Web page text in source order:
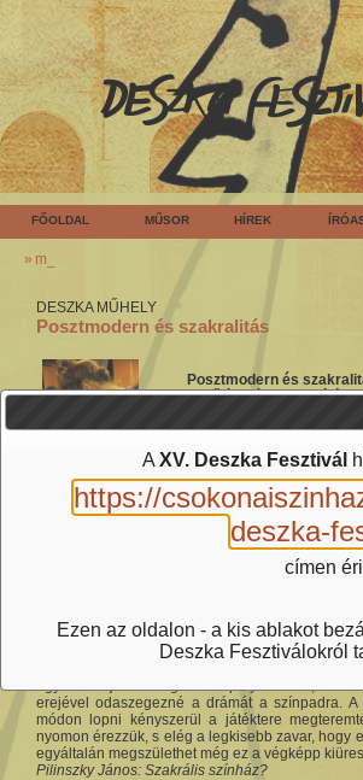
FŐOLDAL MŰSOR HÍREK
m_
DESZKA MŰHELY
Posztmodern és szakralitás
Posztmodern és
Ernő és Végh Attila
Előhangok „A posztmodern és a szakralitás”
valamiképpen csalárd módon van csak jelen a
lennének azonosak önmagukkal, de azzal a
színpad és a valóság realitása között a dráma
egyedül a jelzők végtelen lapályát lakná, s
erejével odaszegezné a drámát a színpadra.
módon lopni kényszerül a játéktere
nyomon érezzük, s elég a legkisebb zavar, hogy
egyáltalán megszülethet még ez a végképp
Pilinszky János: Szakrális színház?
AXV. Deszka Fesztivál
https://
deszka-
címen
Ezen az oldalon - a kis ablakot
Deszka Fesztiválokról